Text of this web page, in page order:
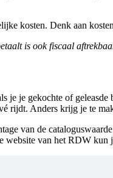
kosten. Denk aan
is ook fiscaal
je je gekochte of
rijdt. Anders krijg je te
van de
van het RDW